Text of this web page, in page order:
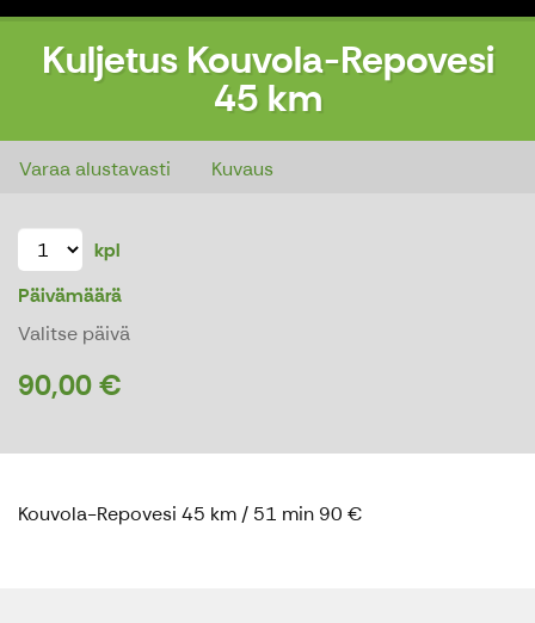
Kuljetus Kouvola-Repovesi
45 km
Kuljetus Kouvola-Repovesi 45 km
Varaa alustavasti Kuvaus
kpl
Päivämäärä
Valitse päivä
90,00 €
Kouvola-Repovesi 45 km / 51 min 90 €